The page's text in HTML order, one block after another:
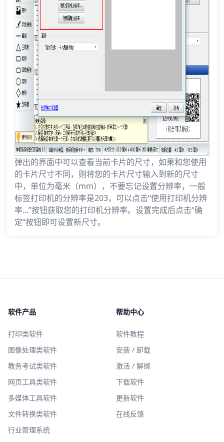
弹出的界面中可以查看当前卡片的尺寸，如果和您使用
的卡片尺寸不同，则将您的卡片尺寸输入到新的尺寸
中，单位为毫米（mm），不要忘记设置分辨率，一般
标签打印机的分辨率是203，可以点击“使用打印机分辨
率...”按钮获取您的打印机分辨率。设置完成后点击“确
定”按钮即可设置新尺寸。
软件产品
打印类软件
图像处理类软件
教务考试类软件
网页工具类软件
多媒体工具软件
文件转换类软件
行业管理系统
帮助中心
软件教程
安装 / 卸载
激活 / 解绑
下载软件
更新软件
在线反馈